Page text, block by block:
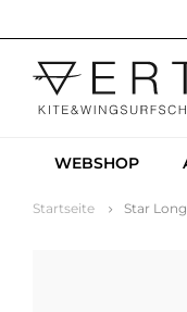
WEBSHOP
Startseite Star